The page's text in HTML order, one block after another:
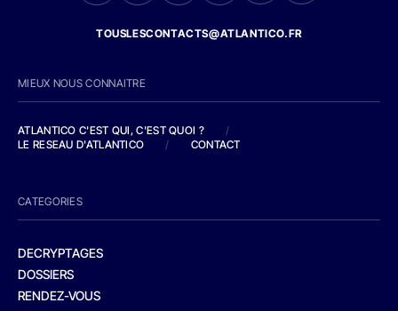
TOUSLESCONTACTS@ATLANTICO.FR
MIEUX NOUS CONNAITRE
ATLANTICO C'EST QUI, C'EST QUOI ?
/
LE RESEAU D'ATLANTICO
/ CONTACT
CATEGORIES
DECRYPTAGES
DOSSIERS
RENDEZ-VOUS